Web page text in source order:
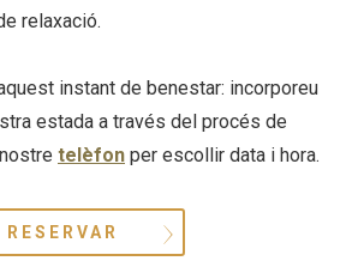
relaxació.
instant de benestar: incorporeu
estada a través del procés de
telèfon per escollir data i hora.
RESERVAR